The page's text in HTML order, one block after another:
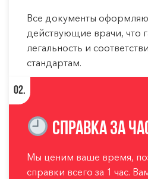
Все документы
действующие врачи, что
легальность и
стандартам.
02.
Справка за
Мы ценим ваше время,
справки всего за 1 час.